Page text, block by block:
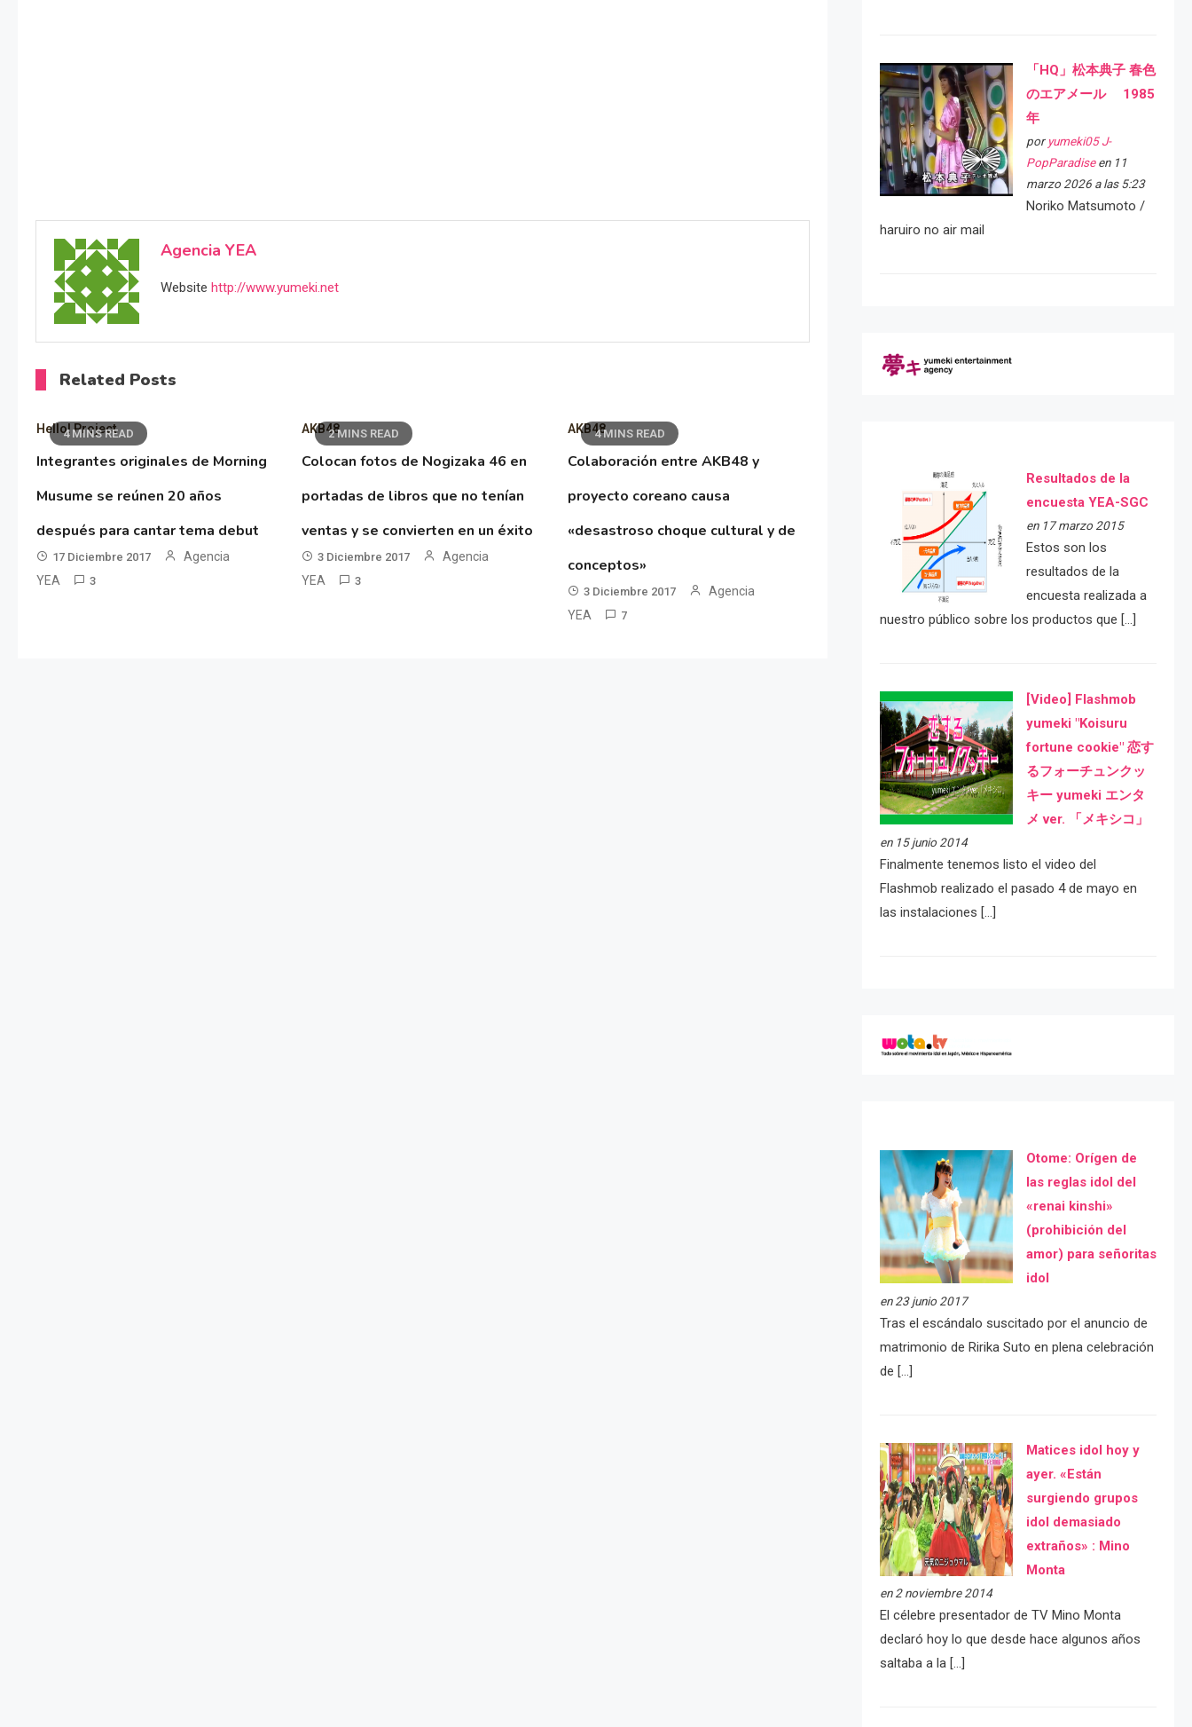
Agencia YEA
Website http://www.yumeki.net
Related Posts
4 MINS READ
Hello! Project
Integrantes originales de Morning
Musume se reúnen 20 años
después para cantar tema debut
17 Diciembre 2017
Agencia
YEA
3
2 MINS READ
AKB48
Colocan fotos de Nogizaka 46 en
portadas de libros que no tenían
ventas y se convierten en un éxito
3 Diciembre 2017
Agencia
YEA
3
4 MINS READ
AKB48
Colaboración entre AKB48 y
proyecto coreano causa
«desastroso choque cultural y de
conceptos»
3 Diciembre 2017
Agencia
YEA
7
「HQ」松本典子 春色
のエアメール 1985
年
por yumeki05 J-
PopParadiseen 11
marzo 2026 a las 5:23
Noriko Matsumoto /
haruiro no air mail
Resultados de la
encuesta YEA-SGC
en 17 marzo 2015
Estos son los
resultados de la
encuesta realizada a
nuestro público sobre los productos que […]
[Video] Flashmob
yumeki "Koisuru
fortune cookie" 恋す
るフォーチュンクッ
キー yumeki エンタ
メ ver. 「メキシコ」
en 15 junio 2014
Finalmente tenemos listo el video del
Flashmob realizado el pasado 4 de mayo en
las instalaciones […]
Otome: Orígen de
las reglas idol del
«renai kinshi»
(prohibición del
amor) para señoritas
idol
en 23 junio 2017
Tras el escándalo suscitado por el anuncio de
matrimonio de Ririka Suto en plena celebración
de […]
Matices idol hoy y
ayer. «Están
surgiendo grupos
idol demasiado
extraños» : Mino
Monta
en 2 noviembre 2014
El célebre presentador de TV Mino Monta
declaró hoy lo que desde hace algunos años
saltaba a la […]